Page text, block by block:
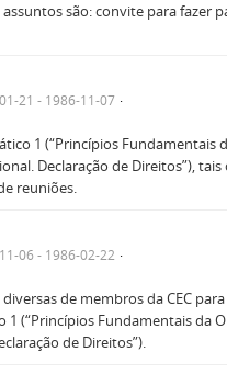
são: convite para fazer
21 - 1986-11-07
1 (“Princípios Fundamentais
Declaração de Direitos”), tais
reuniões.
06 - 1986-02-22
de membros da CEC
1 (“Princípios Fundamentais da
de Direitos”).